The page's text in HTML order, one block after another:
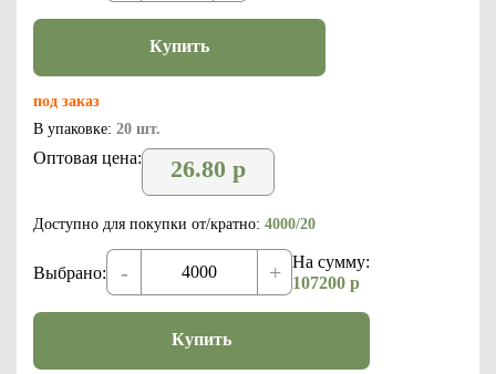
Купить
под заказ
В упаковке: 20 шт.
Оптовая цена: 26.80 р
Доступно для покупки от/кратно: 4000/20
Выбрано: - +
На сумму:
107200 р
Купить